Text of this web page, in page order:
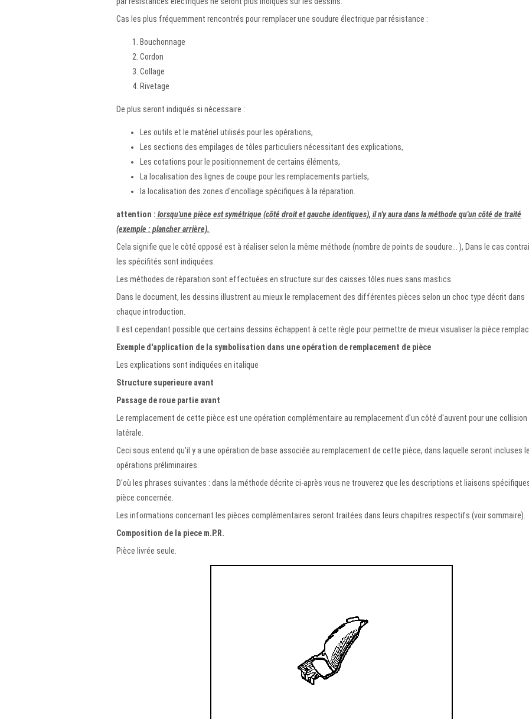
Cas les plus fréquemment rencontrés pour remplacer une soudure électrique par résistance :
Bouchonnage
Cordon
Collage
Rivetage
De plus seront indiqués si nécessaire :
Les outils et le matériel utilisés pour les opérations,
Les sections des empilages de tôles particuliers nécessitant des explications,
Les cotations pour le positionnement de certains éléments,
La localisation des lignes de coupe pour les remplacements partiels,
la localisation des zones d'encollage spécifiques à la réparation.
attention : lorsqu'une pièce est symétrique (côté droit et gauche identiques), il n'y aura dans la méthode qu'un côté de traité
(exemple : plancher arrière).
Cela signifie que le côté opposé est à réaliser selon la même méthode (nombre de points de soudure... ), Dans le cas
les spécifités sont indiquées.
Les méthodes de réparation sont effectuées en structure sur des caisses tôles nues sans mastics.
Dans le document, les dessins illustrent au mieux le remplacement des différentes pièces selon un choc type décrit dans
chaque introduction.
Il est cependant possible que certains dessins échappent à cette règle pour permettre de mieux visualiser la pièce
Exemple d'application de la symbolisation dans une opération de remplacement de pièce
Les explications sont indiquées en italique
Structure superieure avant
Passage de roue partie avant
Le remplacement de cette pièce est une opération complémentaire au remplacement d'un côté d'auvent pour une collision
latérale.
Ceci sous entend qu'il y a une opération de base associée au remplacement de cette pièce, dans laquelle seront incluses
opérations préliminaires.
D'où les phrases suivantes : dans la méthode décrite ci-après vous ne trouverez que les descriptions et liaisons
pièce concernée.
Les informations concernant les pièces complémentaires seront traitées dans leurs chapitres respectifs (voir sommaire).
Composition de la piece m.P.R.
Pièce livrée seule.